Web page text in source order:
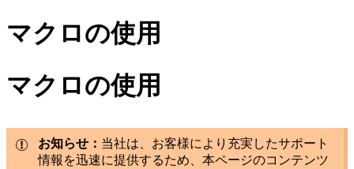
マクロの使用
マクロの使用
お知らせ： 当社は、お客様により充実したサポート
情報を迅速に提供するため、本ページのコンテンツ